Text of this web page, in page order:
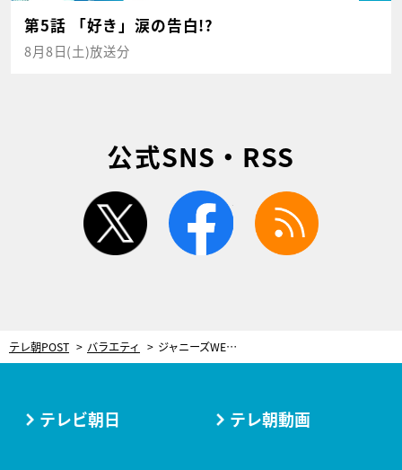
第5話 「好き」涙の告白!?
8月8日(土)放送分
公式SNS・RSS
twitter facebook
テレ朝POST バラエティ ジャニーズWEST・小瀧望、“後輩”Aぇ! group・佐野晶哉と2人ロケ！「うれしすぎて…」
テレビ朝日 テレ朝動画